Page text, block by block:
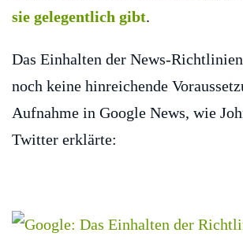
sie gelegentlich gibt.
Das Einhalten der News-
noch keine hinreichende
Aufnahme in Google News, wie
Twitter erklärte: